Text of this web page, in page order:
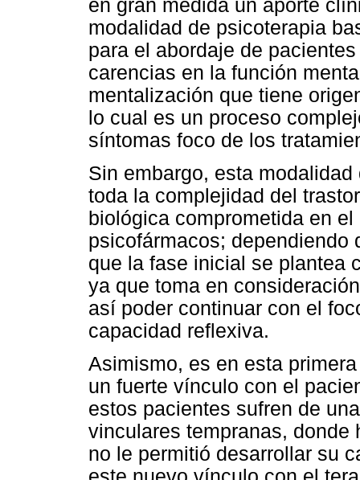
en gran medida un aporte
modalidad de psicoterapia
para el abordaje de
carencias en la función
mentalización que tiene
lo cual es un proceso
síntomas foco de los
Sin embargo, esta
toda la complejidad del
biológica comprometida en
psicofármacos; dependiendo
que la fase inicial se plantea
ya que toma en
así poder continuar con el
capacidad reflexiva.
Asimismo, es en esta
un fuerte vínculo con el
estos pacientes sufren de
vinculares tempranas, donde
no le permitió desarrollar su